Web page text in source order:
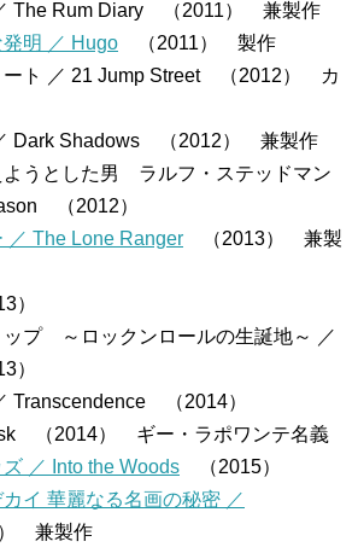
The Rum Diary （2011） 兼製作
明 ／ Hugo （2011） 製作
ート ／ 21 Jump Street （2012） カ
Dark Shadows （2012） 兼製作
ようとした男 ラルフ・ステッドマン
（2012）
／ The Lone Ranger （2013） 兼製
）
ップ ～ロックンロールの生誕地～ ／
）
Transcendence （2014）
（2014） ギー・ラポワンテ名義
／ Into the Woods （2015）
イ 華麗なる名画の秘密 ／
兼製作